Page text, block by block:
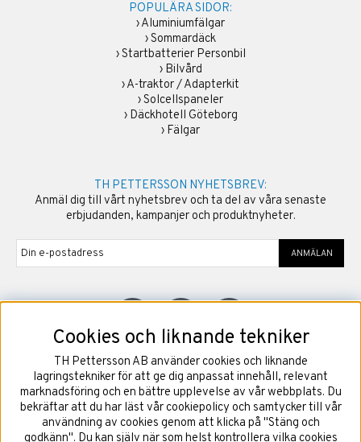
POPULÄRA SIDOR:
›Aluminiumfälgar
›Sommardäck
›Startbatterier Personbil
› Bilvård
›A-traktor / Adapterkit
›Solcellspaneler
› Däckhotell Göteborg
› Fälgar
TH PETTERSSON NYHETSBREV:
Anmäl dig till vårt nyhetsbrev och ta del av våra senaste
erbjudanden, kampanjer och produktnyheter.
ANMÄLAN
©2026Copyright TH Pettersson AB
Cookies och liknande tekniker
TH Pettersson AB använder cookies och liknande
lagringstekniker för att ge dig anpassat innehåll, relevant
marknadsföring och en bättre upplevelse av vår webbplats. Du
bekräftar att du har läst vår cookiepolicy och samtycker till vår
användning av cookies genom att klicka på "Stäng och
godkänn". Du kan själv när som helst kontrollera vilka cookies